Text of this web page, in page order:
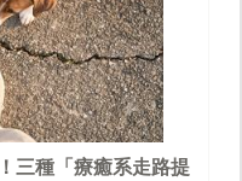
三種「療癒系走路提